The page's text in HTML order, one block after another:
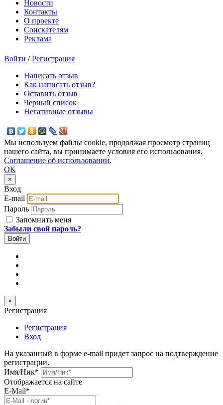
Новости
Контакты
О проекте
Соискателям
Реклама
Войти /Регистрация
Написать отзыв
Как написать отзыв?
Оставить отзыв
Черный список
Негативные отзывы
Мы используем файлы cookie, продолжая просмотр страниц
нашего сайта, вы принимаете условия его использования.
Соглашение об использовании.
OK
×
Вход
E-mail
Пароль
Запомнить меня
Забыли свой пароль?
×
Регистрация
Регистрация
Вход
На указанный в форме e-mail придет запрос на подтверждение
регистрации.
Имя/Ник*
Отображается на сайте
E-Mail*